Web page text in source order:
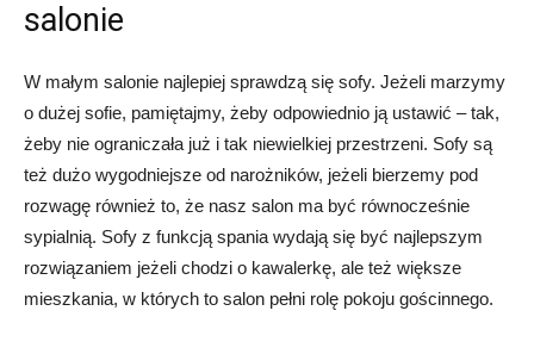
salonie
W małym salonie najlepiej sprawdzą się sofy. Jeżeli marzymy
o dużej sofie, pamiętajmy, żeby odpowiednio ją ustawić – tak,
żeby nie ograniczała już i tak niewielkiej przestrzeni. Sofy są
też dużo wygodniejsze od narożników, jeżeli bierzemy pod
rozwagę również to, że nasz salon ma być równocześnie
sypialnią. Sofy z funkcją spania wydają się być najlepszym
rozwiązaniem jeżeli chodzi o kawalerkę, ale też większe
mieszkania, w których to salon pełni rolę pokoju gościnnego.